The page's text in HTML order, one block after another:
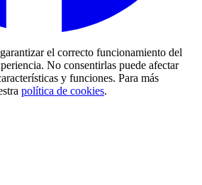
el correcto funcionamiento del
No consentirlas puede afectar
y funciones. Para más
política de cookies.